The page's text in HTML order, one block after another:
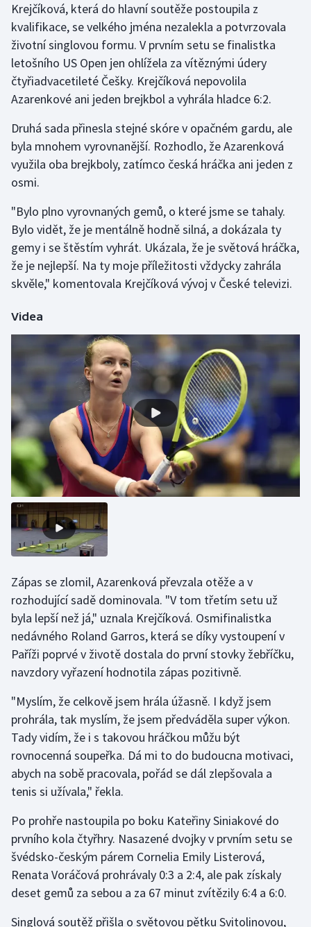
Gymnastika
Házená
Jezdectví
Judo
Krasobruslení
Lyže a snowboard
Moderní pětiboj
Motorsport
Parasport
Plavání
Plážový volejbal
Ragby
Rychlobruslení
Rychlostní kanoistika
Short track
Sportovní střelba
Stolní tenis
Triatlon
Veslování
Vodní slalom
Volejbal
Ostatní
Krejčíková, která do hlavní soutěže postoupila z
kvalifikace, se velkého jména nezalekla a potvrzovala
životní singlovou formu. V prvním setu se finalistka
letošního US Open jen ohlížela za vítěznými údery
čtyřiadvacetileté Češky. Krejčíková nepovolila
Azarenkové ani jeden brejkbol a vyhrála hladce 6:2.
Druhá sada přinesla stejné skóre v opačném gardu, ale
byla mnohem vyrovnanější. Rozhodlo, že Azarenková
využila oba brejkboly, zatímco česká hráčka ani jeden z
osmi.
"Bylo plno vyrovnaných gemů, o které jsme se tahaly.
Bylo vidět, že je mentálně hodně silná, a dokázala ty
gemy i se štěstím vyhrát. Ukázala, že je světová hráčka,
že je nejlepší. Na ty moje příležitosti vždycky zahrála
skvěle," komentovala Krejčíková vývoj v České televizi.
Videa
Zápas se zlomil, Azarenková převzala otěže a v
rozhodující sadě dominovala. "V tom třetím setu už
byla lepší než já," uznala Krejčíková. Osmifinalistka
nedávného Roland Garros, která se díky vystoupení v
Paříži poprvé v životě dostala do první stovky žebříčku,
navzdory vyřazení hodnotila zápas pozitivně.
"Myslím, že celkově jsem hrála úžasně. I když jsem
prohrála, tak myslím, že jsem předváděla super výkon.
Tady vidím, že i s takovou hráčkou můžu být
rovnocenná soupeřka. Dá mi to do budoucna motivaci,
abych na sobě pracovala, pořád se dál zlepšovala a
tenis si užívala," řekla.
Po prohře nastoupila po boku Kateřiny Siniakové do
prvního kola čtyřhry. Nasazené dvojky v prvním setu se
švédsko-českým párem Cornelia Emily Listerová,
Renata Voráčová prohrávaly 0:3 a 2:4, ale pak získaly
deset gemů za sebou a za 67 minut zvítězily 6:4 a 6:0.
Singlová soutěž přišla o světovou pětku Svitolinovou,